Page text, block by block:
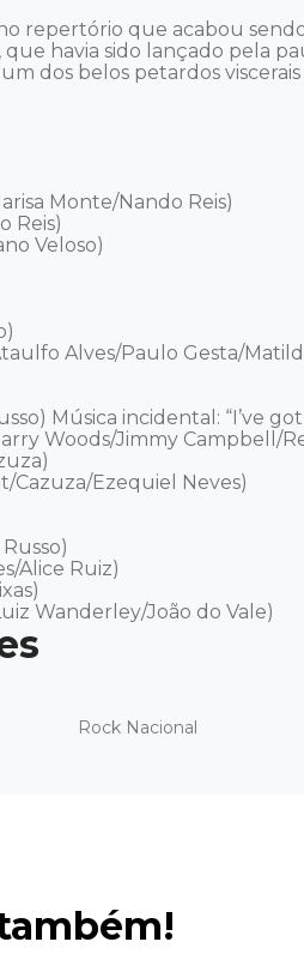
repertório que acabou sendo
que havia sido lançado pela
um dos belos petardos
Monte/Nando Reis)
Reis)
Veloso)
Alves/Paulo Gesta/
Música incidental: “I’ve
Woods/Jimmy Campbell/
Cazuza/Ezequiel Neves)
Alice Ruiz)
Wanderley/João do Vale)
Rock Nacional